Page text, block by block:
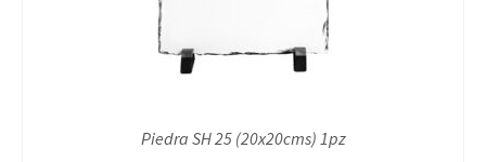
Piedra SH 25 (20x20cms) 1pz